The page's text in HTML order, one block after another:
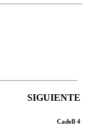
SIGUIENTE
Cadell 4